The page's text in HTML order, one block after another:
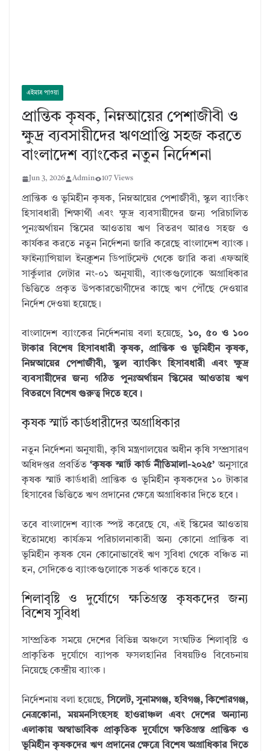
এইমাত্র পাওয়া
প্রান্তিক কৃষক, নিম্নআয়ের পেশাজীবী ও
ক্ষুদ্র ব্যবসায়ীদের ঋণপ্রাপ্তি সহজ করতে
বাংলাদেশ ব্যাংকের নতুন নির্দেশনা
Jun 3, 2026 Admin 107 Views
প্রান্তিক ও ভূমিহীন কৃষক, নিম্নআয়ের পেশাজীবী, স্কুল ব্যাংকিং
হিসাবধারী শিক্ষার্থী এবং ক্ষুদ্র ব্যবসায়ীদের জন্য পরিচালিত
পুনঃঅর্থায়ন স্কিমের আওতায় ঋণ বিতরণ আরও সহজ ও
কার্যকর করতে নতুন নির্দেশনা জারি করেছে বাংলাদেশ ব্যাংক।
ফাইন্যান্সিয়াল ইনক্লুশন ডিপার্টমেন্ট থেকে জারি করা এফআই
সার্কুলার লেটার নং-০১ অনুযায়ী, ব্যাংকগুলোকে অগ্রাধিকার
ভিত্তিতে প্রকৃত উপকারভোগীদের কাছে ঋণ পৌঁছে দেওয়ার
নির্দেশ দেওয়া হয়েছে।
বাংলাদেশ ব্যাংকের নির্দেশনায় বলা হয়েছে, ১০, ৫০ ও ১০০
টাকার বিশেষ হিসাবধারী কৃষক, প্রান্তিক ও ভূমিহীন কৃষক,
নিম্নআয়ের পেশাজীবী, স্কুল ব্যাংকিং হিসাবধারী এবং ক্ষুদ্র
ব্যবসায়ীদের জন্য গঠিত পুনঃঅর্থায়ন স্কিমের আওতায় ঋণ
বিতরণে বিশেষ গুরুত্ব দিতে হবে।
কৃষক স্মার্ট কার্ডধারীদের অগ্রাধিকার
নতুন নির্দেশনা অনুযায়ী, কৃষি মন্ত্রণালয়ের অধীন কৃষি সম্প্রসারণ
অধিদপ্তর প্রবর্তিত‘কৃষক স্মার্ট কার্ড নীতিমালা-২০২৫’ অনুসারে
কৃষক স্মার্ট কার্ডধারী প্রান্তিক ও ভূমিহীন কৃষকদের ১০ টাকার
হিসাবের ভিত্তিতে ঋণ প্রদানের ক্ষেত্রে অগ্রাধিকার দিতে হবে।
তবে বাংলাদেশ ব্যাংক স্পষ্ট করেছে যে, এই স্কিমের আওতায়
ইতোমধ্যে কার্যক্রম পরিচালনাকারী অন্য কোনো প্রান্তিক বা
ভূমিহীন কৃষক যেন কোনোভাবেই ঋণ সুবিধা থেকে বঞ্চিত না
হন, সেদিকেও ব্যাংকগুলোকে সতর্ক থাকতে হবে।
শিলাবৃষ্টি ও দুর্যোগে ক্ষতিগ্রস্ত কৃষকদের জন্য
বিশেষ সুবিধা
সাম্প্রতিক সময়ে দেশের বিভিন্ন অঞ্চলে সংঘটিত শিলাবৃষ্টি ও
প্রাকৃতিক দুর্যোগে ব্যাপক ফসলহানির বিষয়টিও বিবেচনায়
নিয়েছে কেন্দ্রীয় ব্যাংক।
নির্দেশনায় বলা হয়েছে,সিলেট, সুনামগঞ্জ, হবিগঞ্জ, কিশোরগঞ্জ,
নেত্রকোনা, ময়মনসিংহসহ হাওরাঞ্চল এবং দেশের অন্যান্য
এলাকায় অস্বাভাবিক প্রাকৃতিক দুর্যোগে ক্ষতিগ্রস্ত প্রান্তিক ও
ভূমিহীন কৃষকদের ঋণ প্রদানের ক্ষেত্রে বিশেষ অগ্রাধিকার দিতে